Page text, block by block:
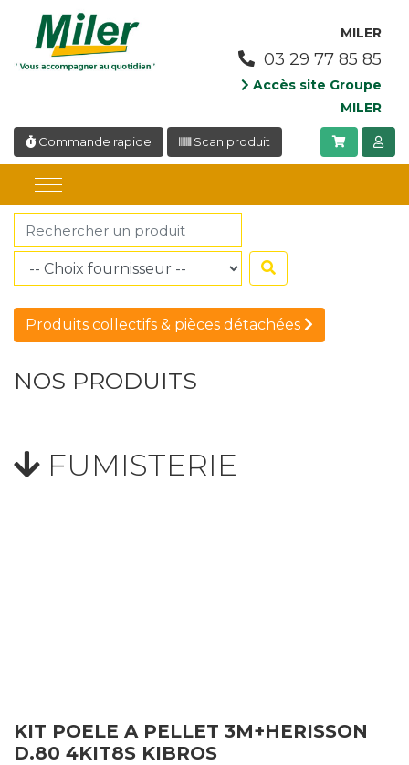
MILER
03 29 77 85 85
Accès site Groupe
MILER
Commande rapide Scan produit
Produits collectifs & pièces détachées
NOS PRODUITS
FUMISTERIE
KIT POELE A PELLET 3M+HERISSON
D.80 4KIT8S KIBROS
Panneau de gestion des cookies